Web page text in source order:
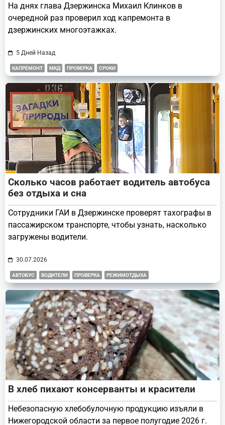
На днях глава Дзержинска Михаил Клинков в
очередной раз проверил ход капремонта в
дзержинских многоэтажках.
5 Дней Назад
КАПРЕМОНТ МКД ПРОВЕРКА СРОКИ
Сколько часов работает водитель автобуса
без отдыха и сна
Сотрудники ГАИ в Дзержинске проверят тахографы в
пассажирском транспорте, чтобы узнать, насколько
загружены водители.
30.07.2026
АВТОБУС ВОДИТЕЛИ ПРОВЕРКА РЕЖИМОТДЫХА
В хлеб пихают консерванты и красители
Небезопасную хлебобулочную продукцию изъяли в
Нижегородской области за первое полугодие 2026 г.